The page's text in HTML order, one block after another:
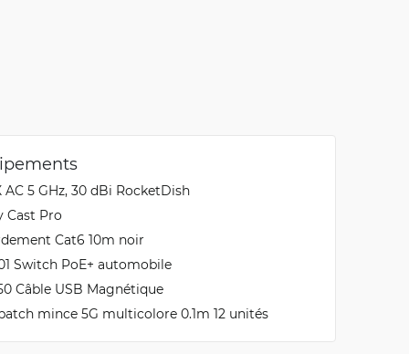
5 GHz, 30 dBi RocketDish
Cast Pro
Cat6 10m noir
Switch PoE+ automobile
Câble USB Magnétique
mince 5G multicolore 0.1m 12 unités